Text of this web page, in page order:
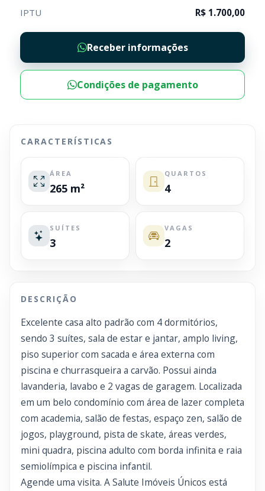
IPTU R$ 1.700,00
Receber informações
Condições de pagamento
CARACTERÍSTICAS
ÁREA
265 m²
QUARTOS
4
SUÍTES
3
VAGAS
2
DESCRIÇÃO
Excelente casa alto padrão com 4 dormitórios,
sendo 3 suítes, sala de estar e jantar, amplo living,
piso superior com sacada e área externa com
piscina e churrasqueira a carvão. Possui ainda
lavanderia, lavabo e 2 vagas de garagem. Localizada
em um belo condomínio com área de lazer completa
com academia, salão de festas, espaço zen, salão de
jogos, playground, pista de skate, áreas verdes,
mini quadra, piscina adulto com borda infinita e raia
semiolímpica e piscina infantil.
Agende uma visita. A Salute Imóveis Únicos está